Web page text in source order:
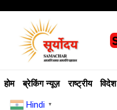
होम ब्रेकिंग न्यूज़ राष्ट्रीय विदेश
Hindi ▼